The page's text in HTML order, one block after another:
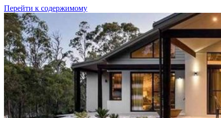
Перейти к содержимому